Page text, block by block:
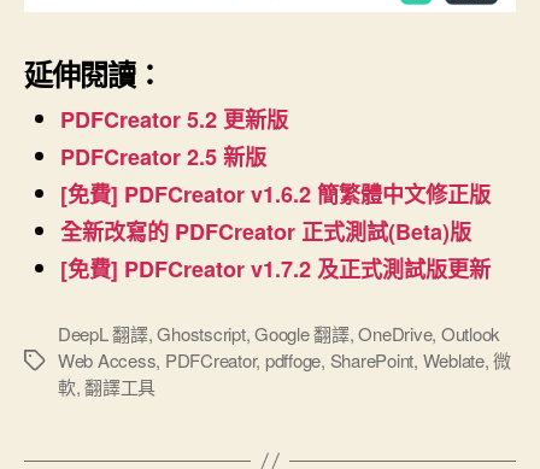
延伸閱讀：
PDFCreator 5.2 更新版
PDFCreator 2.5 新版
[免費] PDFCreator v1.6.2 簡繁體中文修正版
全新改寫的 PDFCreator 正式測試(Beta)版
[免費] PDFCreator v1.7.2 及正式測試版更新
標
DeepL 翻譯,Ghostscript,Google 翻譯,OneDrive, Outlook
Web Access, PDFCreator, pdffoge, SharePoint, Weblate,微
軟,翻譯工具